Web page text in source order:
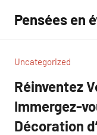
contenu
Pensées en
Uncategorized
Réinventez
Immergez-
Décoration